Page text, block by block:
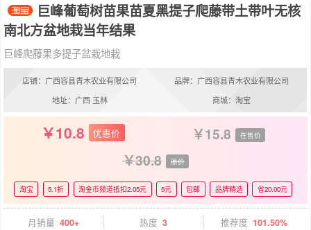
巨峰葡萄树苗果苗夏黑提子爬藤带土带叶无核
南北方盆地栽当年结果
巨峰爬藤果多提子盆栽地栽
店铺：广西容县青木农业有限公司
品牌：广西容县青木农业有限公司
地址：广西 玉林
商城：淘宝
10.8 优惠价 15.8 在售价
30.8 原价
淘宝 5.1折 淘金币频道抵扣2.05元 5元 包邮 品牌精选 省20.00元
月销量 400+ 热度 3 推荐度 101.50%